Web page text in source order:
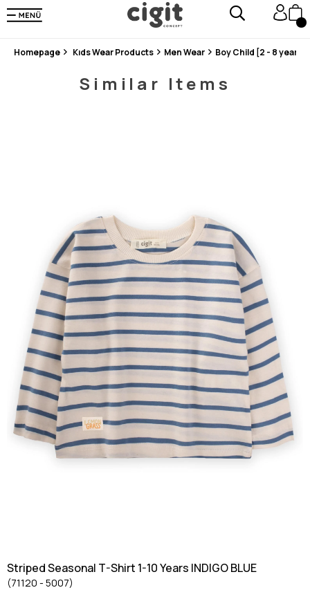
En Uygun Fiyat Garantisi !
300₺ ve Üzeri Alışverişlerde Kargo Ücretsiz !
Homepage Kıds Wear Products Men Wear Boy Child [2 - 8 years]
Similar Items
Striped Seasonal T-Shirt 1-10 Years INDIGO BLUE
(71120 - 5007)